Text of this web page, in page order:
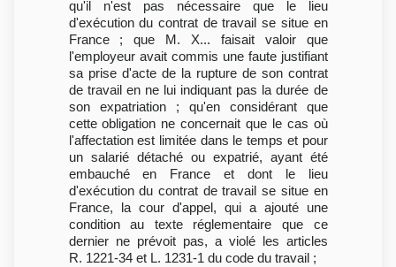
qu'il n'est pas nécessaire que le lieu
d'exécution du contrat de travail se situe en
France ; que M. X... faisait valoir que
l'employeur avait commis une faute justifiant
sa prise d'acte de la rupture de son contrat
de travail en ne lui indiquant pas la durée de
son expatriation ; qu'en considérant que
cette obligation ne concernait que le cas où
l'affectation est limitée dans le temps et pour
un salarié détaché ou expatrié, ayant été
embauché en France et dont le lieu
d'exécution du contrat de travail se situe en
France, la cour d'appel, qui a ajouté une
condition au texte réglementaire que ce
dernier ne prévoit pas, a violé les articles
R. 1221-34 et L. 1231-1 du code du travail ;